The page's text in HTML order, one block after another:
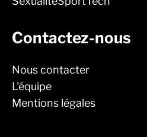
Contactez-nous
Nous contacter
L'équipe
Mentions légales